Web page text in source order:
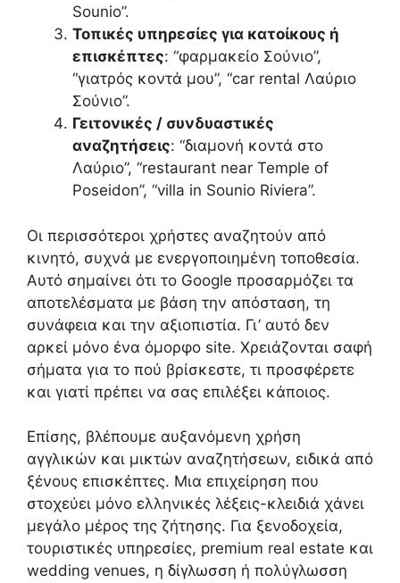
Sounio”.
Τοπικές υπηρεσίες για κατοίκους ή
επισκέπτες: “φαρμακείο Σούνιο”,
“γιατρός κοντά μου”, “car rental Λαύριο
Σούνιο”.
Γειτονικές / συνδυαστικές
αναζητήσεις: “διαμονή κοντά στο
Λαύριο”, “restaurant near Temple of
Poseidon”, “villa in Sounio Riviera”.
Οι περισσότεροι χρήστες αναζητούν από
κινητό, συχνά με ενεργοποιημένη τοποθεσία.
Αυτό σημαίνει ότι το Google προσαρμόζει τα
αποτελέσματα με βάση την απόσταση, τη
συνάφεια και την αξιοπιστία. Γι’ αυτό δεν
αρκεί μόνο ένα όμορφο site. Χρειάζονται σαφή
σήματα για το πού βρίσκεστε, τι προσφέρετε
και γιατί πρέπει να σας επιλέξει κάποιος.
Επίσης, βλέπουμε αυξανόμενη χρήση
αγγλικών και μικτών αναζητήσεων, ειδικά από
ξένους επισκέπτες. Μια επιχείρηση που
στοχεύει μόνο ελληνικές λέξεις-κλειδιά χάνει
μεγάλο μέρος της ζήτησης. Για ξενοδοχεία,
τουριστικές υπηρεσίες, premium real estate και
wedding venues, η δίγλωσση ή πολύγλωσση